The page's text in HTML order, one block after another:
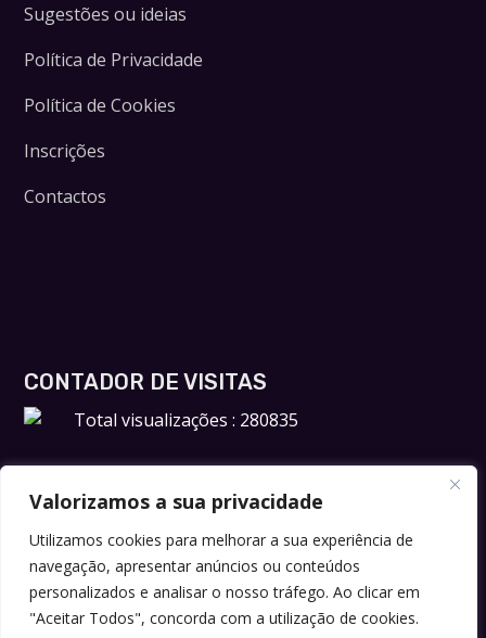
Valorizamos a sua privacidade
Utilizamos cookies para melhorar a sua experiência de
navegação, apresentar anúncios ou conteúdos
personalizados e analisar o nosso tráfego. Ao clicar em
"Aceitar Todos", concorda com a utilização de cookies.
Sugestões ou ideias
Política de Privacidade
Política de Cookies
Inscrições
Contactos
CONTADOR DE VISITAS
Total visualizações : 280835